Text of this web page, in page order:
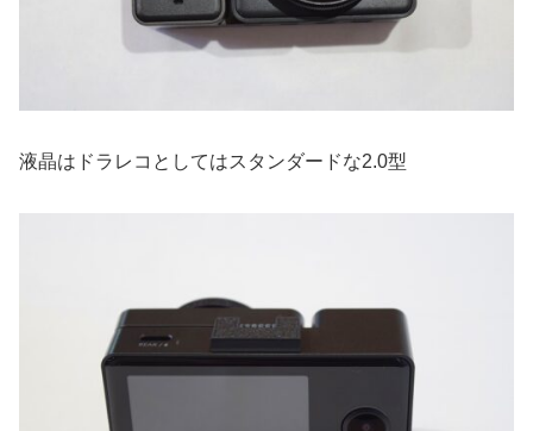
液晶はドラレコとしてはスタンダードな2.0型